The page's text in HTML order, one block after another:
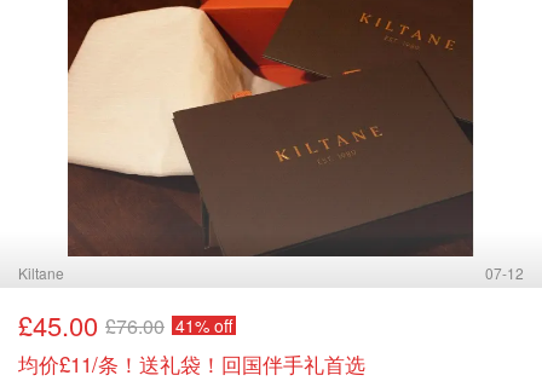
Kiltane 07-12
£45.00 £76.00 41% off
均价£11/条！送礼袋！回国伴手礼首选